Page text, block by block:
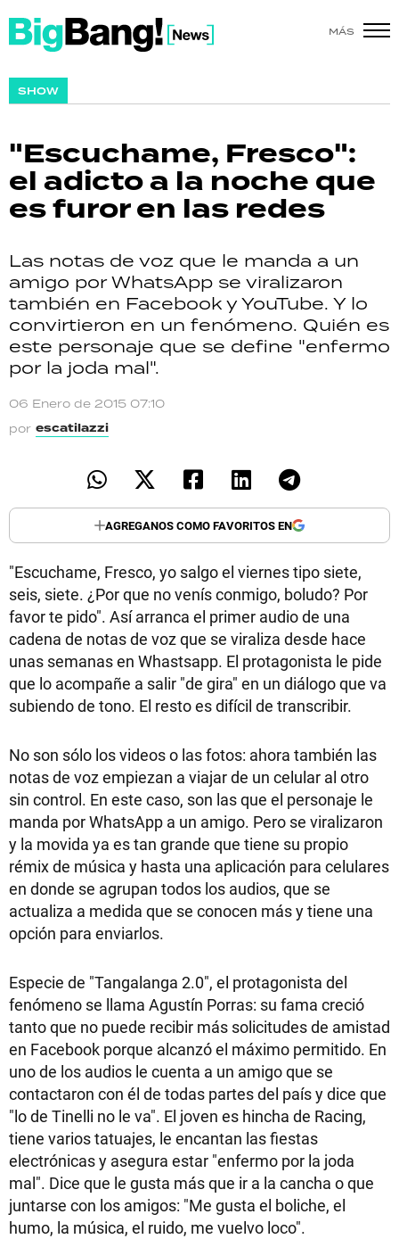
MÁS
SHOW
"Escuchame, Fresco":
el adicto a la noche que
es furor en las redes
Las notas de voz que le manda a un
amigo por WhatsApp se viralizaron
también en Facebook y YouTube. Y lo
convirtieron en un fenómeno. Quién es
este personaje que se define "enfermo
por la joda mal".
06 Enero de 2015 07:10
por escatilazzi
AGREGANOS COMO FAVORITOS EN
"Escuchame, Fresco, yo salgo el viernes tipo siete,
seis, siete. ¿Por que no venís conmigo, boludo? Por
favor te pido". Así arranca el primer audio de una
cadena de notas de voz que se viraliza desde hace
unas semanas en Whastsapp. El protagonista le pide
que lo acompañe a salir "de gira" en un diálogo que va
subiendo de tono. El resto es difícil de transcribir.
No son sólo los videos o las fotos: ahora también las
notas de voz empiezan a viajar de un celular al otro
sin control. En este caso, son las que el personaje le
manda por WhatsApp a un amigo. Pero se viralizaron
y la movida ya es tan grande que tiene su propio
rémix de música y hasta una aplicación para celulares
en donde se agrupan todos los audios, que se
actualiza a medida que se conocen más y tiene una
opción para enviarlos.
Especie de "Tangalanga 2.0", el protagonista del
fenómeno se llama Agustín Porras: su fama creció
tanto que no puede recibir más solicitudes de amistad
en Facebook porque alcanzó el máximo permitido. En
uno de los audios le cuenta a un amigo que se
contactaron con él de todas partes del país y dice que
"lo de Tinelli no le va". El joven es hincha de Racing,
tiene varios tatuajes, le encantan las fiestas
electrónicas y asegura estar "enfermo por la joda
mal". Dice que le gusta más que ir a la cancha o que
juntarse con los amigos: "Me gusta el boliche, el
humo, la música, el ruido, me vuelvo loco".
SHOW
ACTUALIDAD
POLICIALES
ECONOMÍA
GRAN HERMANO
SALUD
DEPORTES
TECNOLOGÍA
RECETAS
PALABRAS
HORÓSCOPO
Seguinos